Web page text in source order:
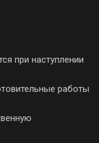
при наступлении
работы